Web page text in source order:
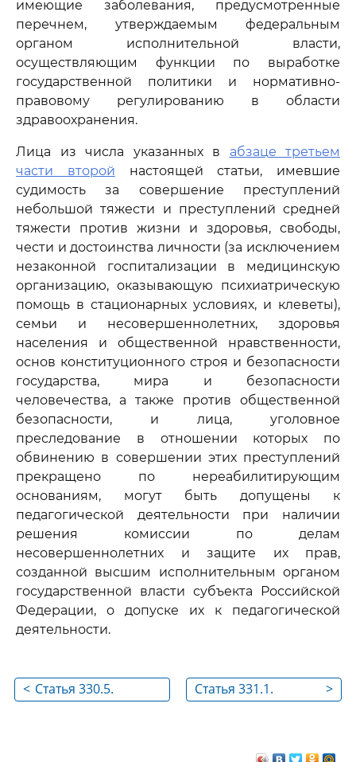
имеющие заболевания, предусмотренные
перечнем, утверждаемым федеральным
органом исполнительной власти,
осуществляющим функции по выработке
государственной политики и нормативно-
правовому регулированию в области
здравоохранения.
Лица из числа указанных в абзаце третьем
части второй настоящей статьи, имевшие
судимость за совершение преступлений
небольшой тяжести и преступлений средней
тяжести против жизни и здоровья, свободы,
чести и достоинства личности (за исключением
незаконной госпитализации в медицинскую
организацию, оказывающую психиатрическую
помощь в стационарных условиях, и клеветы),
семьи и несовершеннолетних, здоровья
населения и общественной нравственности,
основ конституционного строя и безопасности
государства, мира и безопасности
человечества, а также против общественной
безопасности, и лица, уголовное
преследование в отношении которых по
обвинению в совершении этих преступлений
прекращено по нереабилитирующим
основаниям, могут быть допущены к
педагогической деятельности при наличии
решения комиссии по делам
несовершеннолетних и защите их прав,
созданной высшим исполнительным органом
государственной власти субъекта Российской
Федерации, о допуске их к педагогической
деятельности.
< Статья 330.5.
>
Статья 331.1.